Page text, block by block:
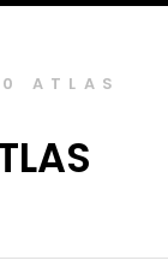
ATLAS